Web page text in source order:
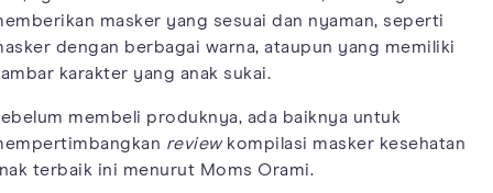
masker yang sesuai dan nyaman, seperti
dengan berbagai warna, ataupun yang memiliki
karakter yang anak sukai.
membeli produknya, ada baiknya untuk
reviewkompilasi masker kesehatan
terbaik ini menurut Moms Orami.